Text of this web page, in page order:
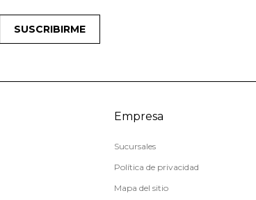
SUSCRIBIRME
Empresa
Sucursales
Política de privacidad
Mapa del sitio